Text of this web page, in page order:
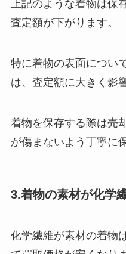
上記のような着物は保
査定額が下がります。
特に着物の表面につい
は、査定額に大きく影
着物を保存する際は売
が傷まないよう丁寧に
3.着物の素材が化学
化学繊維が素材の着物